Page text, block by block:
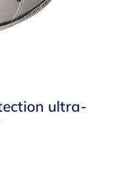
ultra-